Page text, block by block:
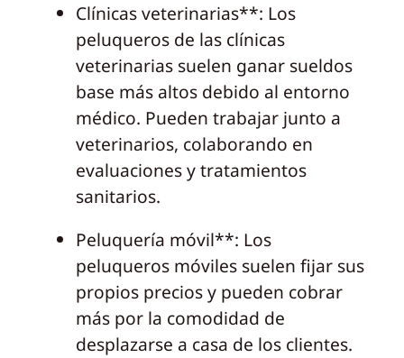
Clínicas veterinarias**: Los
peluqueros de las clínicas
veterinarias suelen ganar sueldos
base más altos debido al entorno
médico. Pueden trabajar junto a
veterinarios, colaborando en
evaluaciones y tratamientos
sanitarios.
Peluquería móvil**: Los
peluqueros móviles suelen fijar sus
propios precios y pueden cobrar
más por la comodidad de
desplazarse a casa de los clientes.